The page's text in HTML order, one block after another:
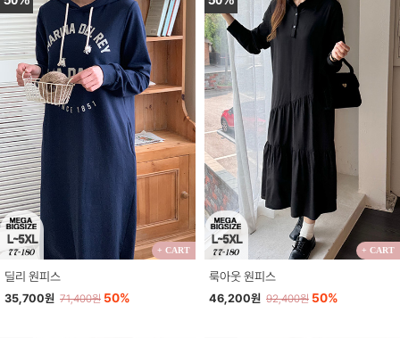
+ CART
딜리 원피스
35,700원 71,400원 50%
+ CART
룩아웃 원피스
46,200원 92,400원 50%